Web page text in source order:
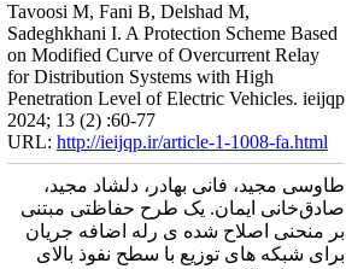
Tavoosi M, Fani B, Delshad M,
Sadeghkhani I. A Protection Scheme Based
on Modified Curve of Overcurrent Relay
for Distribution Systems with High
Penetration Level of Electric Vehicles. ieijqp
2024; 13 (2) :60-77
URL: http://ieijqp.ir/article-1-1008-fa.html
طاوسی مجید، فانی بهادر، دلشاد مجید،
صادق‌خانی ایمان. یک طرح حفاظتی مبتنی
بر منحنی اصلاح شده ی رله اضافه جریان
برای شبکه‌ های توزیع با سطح نفوذ بالای